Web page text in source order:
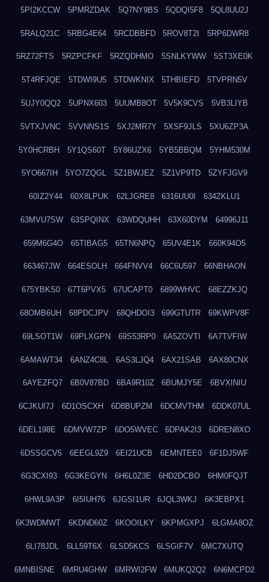
5PI2KCCW 5PMRZDAK 5Q7NY9BS 5QDQI5F8 5QL8UU2J
5RALQ21C 5RBG4E64 5RCDBBFD 5ROV8T2I 5RP6DWR8
5RZ72FTS 5RZPCFKF 5RZQDHMO 5SNLKYWW 5ST3XE0K
5T4RFJQE 5TDWI9U5 5TDWKNIX 5THBIEFD 5TVPRN5V
5UJY0QQ2 5UPNX603 5UUMB8OT 5V5K9CVS 5VB3LIYB
5VTXJVNC 5VVNNS1S 5XJ2MR7Y 5XSF9JLS 5XU6ZP3A
5Y0HCRBH 5Y1QS60T 5Y86UZX6 5YB5BBQM 5YHM530M
5YO667IH 5YO7ZQGL 5Z1BWJEZ 5Z1VP9TD 5ZYFJGV9
60IZ2Y44 60X8LPUK 62LJGRE8 6316UU0I 634ZKLU1
63MVU7SW 63SPQINX 63WDQUHH 63X60DYM 64996J11
659M6G4O 65TIBAG5 65TN6NPQ 65UV4E1K 660K94O5
663467JW 664ESOLH 664FNVV4 66C6U597 66NBHAON
675YBKS0 67T6PVX5 67UCAPT0 6899WHVC 68EZZKJQ
68OMB6UH 68PDCJPV 68QHDOI3 699GTUTR 69KWPV8F
69LSOT1W 69PLXGPN 69S53RP0 6A5ZOVTI 6A7TVFIW
6AMAWT34 6ANZ4C8L 6AS3LJQ4 6AX21SAB 6AX80CNX
6AYEZFQ7 6B0V87BD 6BA9R10Z 6BUMJY5E 6BVXINIU
6CJKUI7J 6D1OSCXH 6D8BUPZM 6DCMVTHM 6DDK07UL
6DEL198E 6DMVW7ZP 6DO5WVEC 6DPAK2I3 6DREN8XO
6DSSGCV5 6EEGL9Z9 6EI21UCB 6EMNTEE0 6F1DJ5WF
6G3CXI93 6G3KEGYN 6H6L0Z3E 6HD2DCBO 6HM0FQJT
6HWL9A3P 6I5IUH76 6JGSI1UR 6JQL3WKJ 6K3EBPX1
6K3WDMWT 6KDND60Z 6KOOILKY 6KPMGXPJ 6LGMA8OZ
6LI78JDL 6LL59T6X 6LSD5KCS 6LSGIF7V 6MC7XUTQ
6MNBISNE 6MRU4GHW 6MRWI2FW 6MUKQ2Q2 6N6MCPD2